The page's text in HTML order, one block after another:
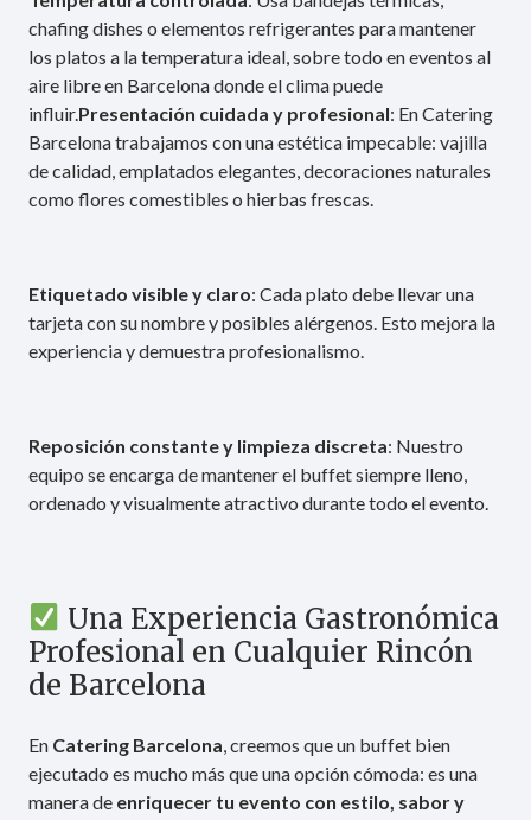
chafing dishes o elementos refrigerantes para mantener
los platos a la temperatura ideal, sobre todo en eventos al
aire libre en Barcelona donde el clima puede
influir.Presentación cuidada y profesional: En Catering
Barcelona trabajamos con una estética impecable: vajilla
de calidad, emplatados elegantes, decoraciones naturales
como flores comestibles o hierbas frescas.
Etiquetado visible y claro: Cada plato debe llevar una
tarjeta con su nombre y posibles alérgenos. Esto mejora la
experiencia y demuestra profesionalismo.
Reposición constante y limpieza discreta: Nuestro
equipo se encarga de mantener el buffet siempre lleno,
ordenado y visualmente atractivo durante todo el evento.
Una Experiencia Gastronómica
Profesional en Cualquier Rincón
de Barcelona
En Catering Barcelona , creemos que un buffet bien
ejecutado es mucho más que una opción cómoda: es una
manera de enriquecer tu evento con estilo, sabor y